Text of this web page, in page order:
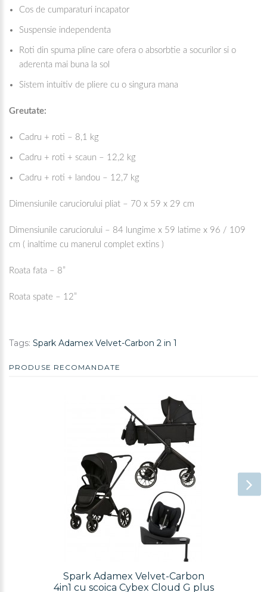
Cos de cumparaturi incapator
Suspensie independenta
Roti din spuma pline care ofera o absorbtie a socurilor si o
aderenta mai buna la sol
Sistem intuitiv de pliere cu o singura mana
Greutate:
Cadru + roti – 8,1 kg
Cadru + roti + scaun – 12,2 kg
Cadru + roti + landou – 12,7 kg
Dimensiunile caruciorului pliat – 70 x 59 x 29 cm
Dimensiunile caruciorului – 84 lungime x 59 latime x 96 / 109
cm ( inaltime cu manerul complet extins )
Roata fata – 8”
Roata spate – 12”
Tags: Spark Adamex Velvet-Carbon 2 in 1
PRODUSE RECOMANDATE
Spark Adamex Velvet-Carbon
4in1 cu scoica Cybex Cloud G plus